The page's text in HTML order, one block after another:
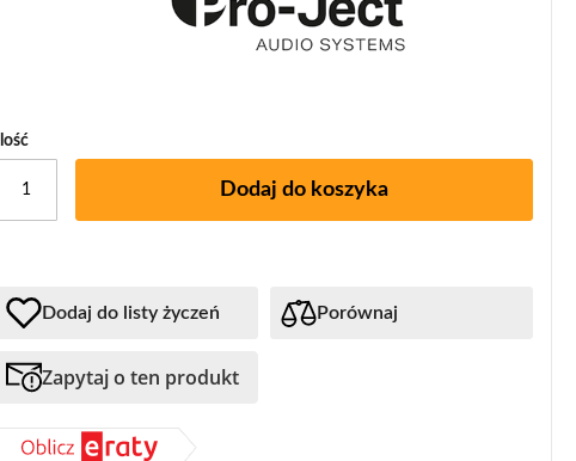
Ilość
Dodaj do koszyka
Dodaj do listy życzeń Porównaj
Zapytaj o ten produkt